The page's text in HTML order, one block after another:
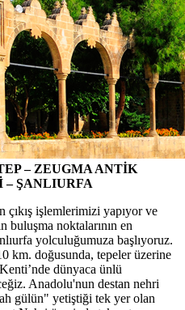
– ZEUGMA ANTİK
– ŞANLIURFA
çıkış işlemlerimizi yapıyor ve
buluşma noktalarının en
yolculuğumuza başlıyoruz.
km. doğusunda, tepeler üzerine
dünyaca ünlü
Anadolu'nun destan nehri
gülün" yetiştiği tek yer olan